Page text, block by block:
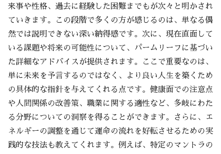
来事や性格、過去に経験した困難までもが次々と明かされ
ていきます。この段階で多くの方が感じるのは、単なる偶
然では説明できない深い納得感です。次に、現在直面して
いる課題や将来の可能性について、パームリーフに基づい
た詳細なアドバイスが提供されます。ここで重要なのは、
単に未来を予言するのではなく、より良い人生を築くため
の具体的な指針を与えてくれる点です。健康面での注意点
や人間関係の改善策、職業に関する適性など、多岐にわた
る分野についての洞察を得ることができます。さらに、エ
ネルギーの調整を通じて運命の流れを好転させるための実
践的な技法も教えてくれます。例えば、特定のマントラの